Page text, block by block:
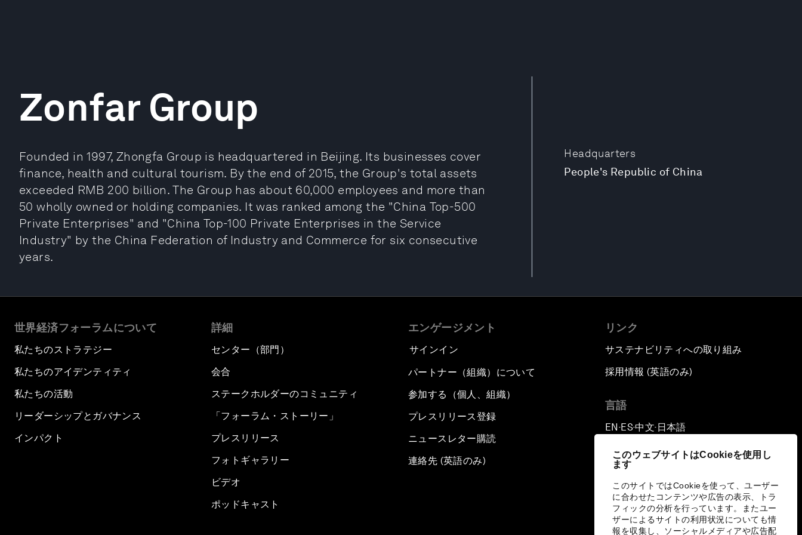
このウェブサイトはCookieを使用し
ます
このサイトではCookieを使って、ユーザー
に合わせたコンテンツや広告の表示、トラ
フィックの分析を行っています。またユー
ザーによるサイトの利用状況についても情
報を収集し、ソーシャルメディアや広告配
Headquarters
People's Republic of China
Zonfar Group
Founded in 1997, Zhongfa Group is headquartered in Beijing. Its businesses cover
finance, health and cultural tourism. By the end of 2015, the Group's total assets
exceeded RMB 200 billion. The Group has about 60,000 employees and more than
50 wholly owned or holding companies. It was ranked among the "China Top-500
Private Enterprises" and "China Top-100 Private Enterprises in the Service
Industry" by the China Federation of Industry and Commerce for six consecutive
years.
世界経済フォーラムについて
私たちのストラテジー
私たちのアイデンティティ
私たちの活動
リーダーシップとガバナンス
インパクト
詳細
センター（部門）
会合
ステークホルダーのコミュニティ
「フォーラム・ストーリー」
プレスリリース
フォトギャラリー
ビデオ
ポッドキャスト
エンゲージメント
サインイン
パートナー（組織）について
参加する（個人、組織）
プレスリリース登録
ニュースレター購読
連絡先 (英語のみ)
リンク
サステナビリティへの取り組み
採用情報 (英語のみ)
言語
EN ▪ES▪中文▪ 日本語